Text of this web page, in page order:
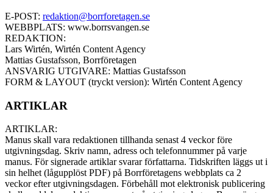
E-POST: redaktion@borrforetagen.se
WEBBPLATS: www.borrsvangen.se
REDAKTION:
Lars Wirtén, Wirtén Content Agency
Mattias Gustafsson, Borrföretagen
ANSVARIG UTGIVARE: Mattias Gustafsson
FORM & LAYOUT (tryckt version): Wirtén Content Agency
ARTIKLAR
ARTIKLAR:
Manus skall vara redaktionen tillhanda senast 4 veckor före
utgivningsdag. Skriv namn, adress och telefonnummer på varje
manus. För signerade artiklar svarar författarna. Tidskriften läggs ut i
sin helhet (lågupplöst PDF) på Borrföretagens webbplats ca 2
veckor efter utgivningsdagen. Förbehåll mot elektronisk publicering